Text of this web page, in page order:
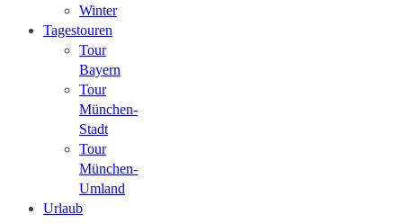
Winter
Tagestouren
Tour
Bayern
Tour
München-
Stadt
Tour
München-
Umland
Urlaub